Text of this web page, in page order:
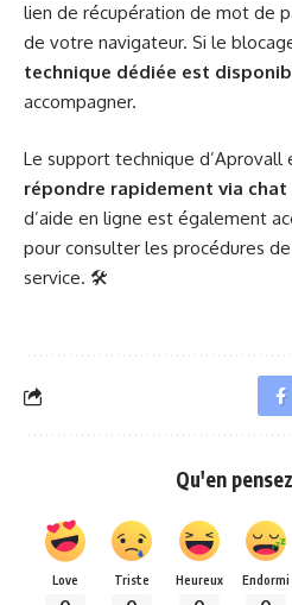
lien de récupération de mot de
de votre navigateur. Si le
technique dédiée est
accompagner.
Le support technique
répondre rapidement via
d’aide en ligne est également
pour consulter les procédures
service. 🛠️
Qu'en
Love Triste Heureux Endormi